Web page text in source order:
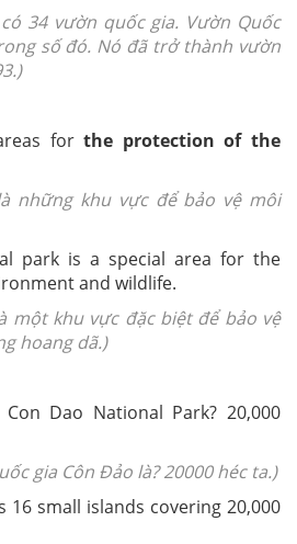
34 vườn quốc gia. Vườn Quốc
số đó. Nó đã trở thành vườn
forthe protection of the
những khu vực để bảo vệ môi
park is a special area for the
and wildlife.
một khu vực đặc biệt để bảo vệ
hoang dã.)
Dao National Park? 20,000
gia Côn Đảo là? 20000 héc ta.)
16 small islands covering 20,000